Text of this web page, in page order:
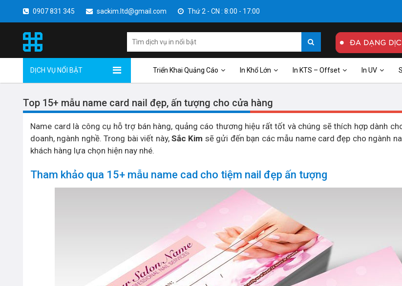
0907 831 345 sackim.ltd@gmail.com Thứ 2 - CN : 8:00 - 17:00
DỊCH VỤ NỔI BẬT Triển Khai Quảng Cáo In Khổ Lớn In KTS – Offset In UV
Top 15+ mẫu name card nail đẹp, ấn tượng cho cửa hàng
Name card là công cụ hỗ trợ bán hàng, quảng cáo thương hiệu rất tốt và chúng sẽ thích hợp dành
doanh, ngành nghề. Trong bài viết này,Sắc Kim sẽ gửi đến bạn các mẫu name card đẹp cho ngành
khách hàng lựa chọn hiện nay nhé.
Tham khảo qua 15+ mẫu name cad cho tiệm nail đẹp ấn tượng